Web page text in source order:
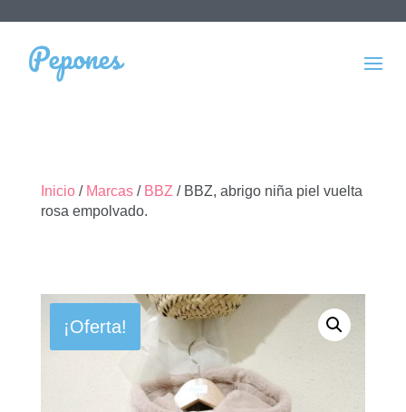
Inicio/ Marcas/ BBZ / BBZ, abrigo niña piel vuelta
rosa empolvado.
¡Oferta!